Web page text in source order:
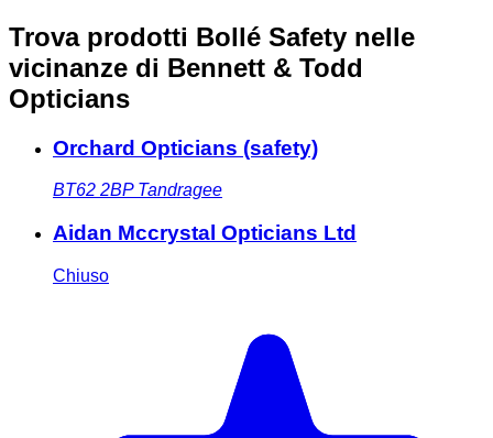
Trova prodotti Bollé Safety nelle
vicinanze di Bennett & Todd
Opticians
Orchard Opticians (safety)
BT62 2BP Tandragee
Aidan Mccrystal Opticians Ltd
Chiuso